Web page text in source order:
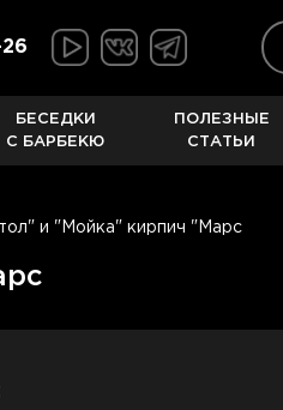
БЕСЕДКИ
С БАРБЕКЮ
ПОЛЕЗНЫЕ
СТАТЬИ
и "Мойка" кирпич "Марс